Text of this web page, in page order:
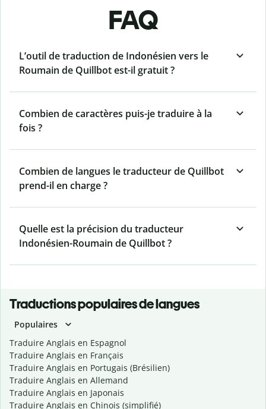
FAQ
L’outil de traduction de Indonésien vers le
Roumain de Quillbot est-il gratuit ?
Combien de caractères puis-je traduire à la
fois ?
Combien de langues le traducteur de Quillbot
prend-il en charge ?
Quelle est la précision du traducteur
Indonésien-Roumain de Quillbot ?
Traductions populaires de langues
Populaires
Traduire Anglais en Espagnol
Traduire Anglais en Français
Traduire Anglais en Portugais (Brésilien)
Traduire Anglais en Allemand
Traduire Anglais en Japonais
Traduire Anglais en Chinois (simplifié)